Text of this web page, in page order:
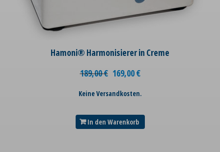
Hamoni® Harmonisierer in Creme
189,00€ 169,00€
Keine Versandkosten.
In den Warenkorb